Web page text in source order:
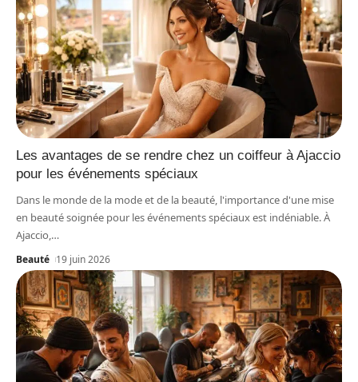
Les avantages de se rendre chez un coiffeur à Ajaccio
pour les événements spéciaux
Dans le monde de la mode et de la beauté, l'importance d'une mise
en beauté soignée pour les événements spéciaux est indéniable. À
Ajaccio,…
Beauté 19 juin 2026